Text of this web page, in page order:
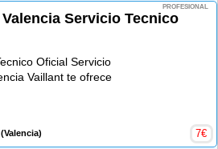
PROFESIONAL
Servicio Tecnico
Oficial Servicio
Vaillant te ofrece
(Valencia) 7€